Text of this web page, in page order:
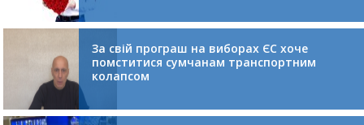
За свій програш на виборах ЄС хоче
помститися сумчанам транспортним
колапсом